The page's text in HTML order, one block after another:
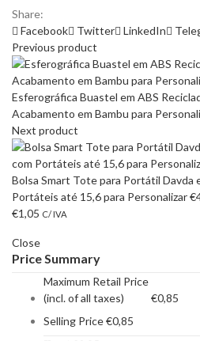
Share:
Facebook
Twitter LinkedIn
Previous product
Esferográfica Buastel em ABS
Acabamento em Bambu para
Next product
Bolsa Smart Tote para Portátil Davda
Portáteis até 15,6 para Personalizar€
€1,05 C/ IVA
Close
Price Summary
Maximum Retail Price
(incl. of all taxes)
€0,85
Selling Price€0,85